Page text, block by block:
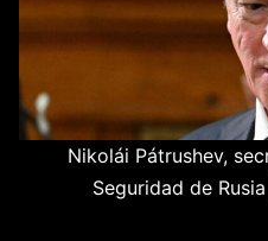
Nikolái Pátrushev,
Seguridad de